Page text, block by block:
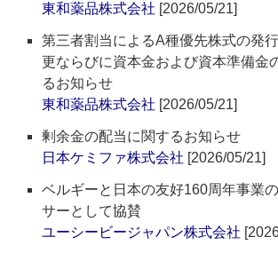
東和薬品株式会社 [2026/05/21]
第三者割当によるA種優先株式の発
更ならびに資本金および資本準備金
るお知らせ
東和薬品株式会社 [2026/05/21]
剰余金の配当に関するお知らせ
日本ケミファ株式会社 [2026/05/21]
ベルギーと日本の友好160周年事業
サーとして協賛
ユーシービージャパン株式会社